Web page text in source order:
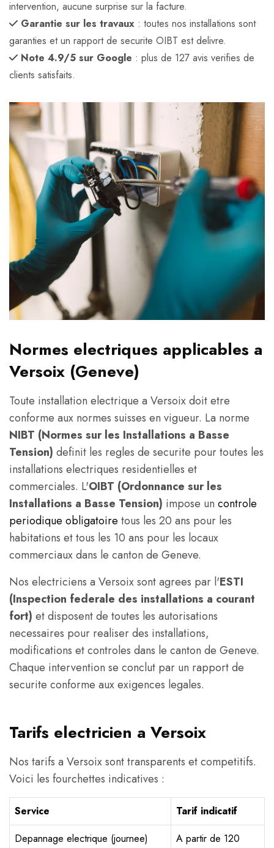
intervention, aucune surprise sur la facture.
Garantie sur les travaux : toutes nos installations sont
garanties et un rapport de securite OIBT est delivre.
Note 4.9/5 sur Google : plus de 127 avis verifies de
clients satisfaits.
Normes electriques applicables a
Versoix (Geneve)
Toute installation electrique a Versoix doit etre
conforme aux normes suisses en vigueur. La norme
NIBT (Normes sur les Installations a Basse
Tension) definit les regles de securite pour toutes les
installations electriques residentielles et
commerciales. L'OIBT (Ordonnance sur les
Installations a Basse Tension) impose un controle
periodique obligatoire tous les 20 ans pour les
habitations et tous les 10 ans pour les locaux
commerciaux dans le canton de Geneve.
Nos electriciens a Versoix sont agrees par l'ESTI
(Inspection federale des installations a courant
fort) et disposent de toutes les autorisations
necessaires pour realiser des installations,
modifications et controles dans le canton de Geneve.
Chaque intervention se conclut par un rapport de
securite conforme aux exigences legales.
Tarifs electricien a Versoix
Nos tarifs a Versoix sont transparents et competitifs.
Voici les fourchettes indicatives :
Service
Tarif indicatif
Depannage electrique (journee)
A partir de 120